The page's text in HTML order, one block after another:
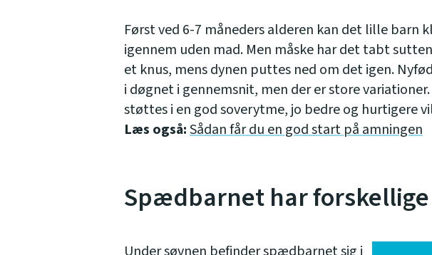
Først ved 6-7 måneders alderen kan det lille barn
igennem uden mad. Men måske har det tabt
et knus, mens dynen puttes ned om det igen.
i døgnet i gennemsnit, men der er store
støttes i en god soverytme, jo bedre og hurtigere
Læs også:Sådan får du en god start på amningen
Spædbarnet har